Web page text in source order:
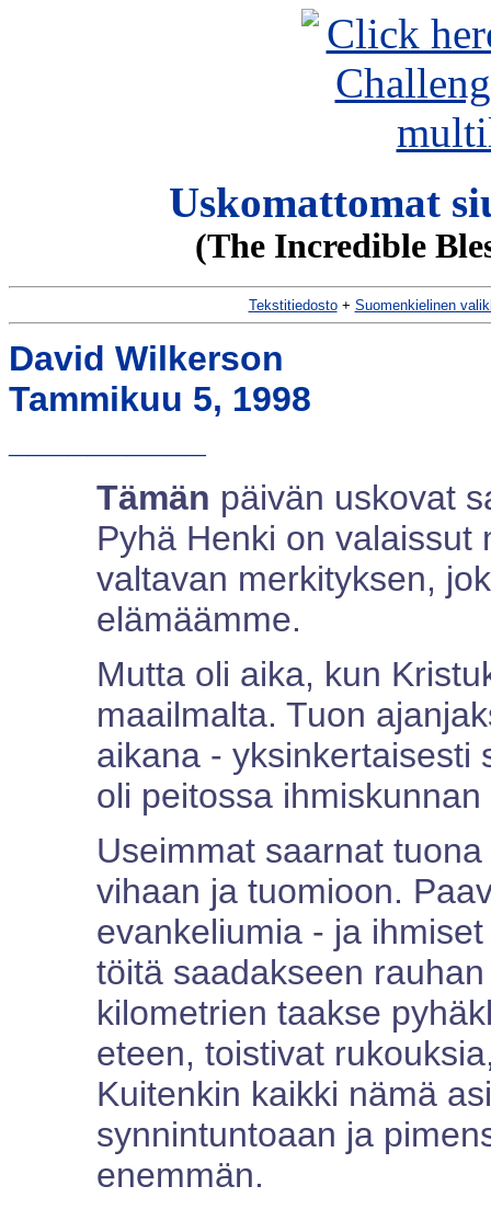
Uskomattomat
(The Incredible
Tekstitiedosto+ Suomenkielinen
David Wilkerson
Tammikuu 5, 1998
Tämän päivän uskovat
Pyhä Henki on valaissut
valtavan merkityksen,
elämäämme.
Mutta oli aika, kun
maailmalta. Tuon
aikana - yksinkertaisesti
oli peitossa
Useimmat saarnat
vihaan ja tuomioon.
evankeliumia - ja
töitä saadakseen
kilometrien taakse
eteen, toistivat
Kuitenkin kaikki nämä
synnintuntoaan ja
enemmän.